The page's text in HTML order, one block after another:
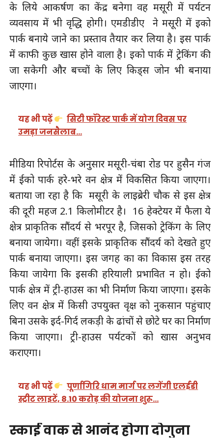
के लिये आकर्षण का केंद्र बनेगा वह मसूरी में पर्यटन
व्यवसाय में भी वृद्धि होगी। एमडीडीए ने मसूरी में इको
पार्क बनाये जाने का प्रस्ताव तैयार कर लिया है। इस पार्क
में काफी कुछ खास होने वाला है। इको पार्क में ट्रेकिंग की
जा सकेगी और बच्चों के लिए किड्स जोन भी बनाया
जाएगा।
यह भी पढ़ें
सिटी फॉरेस्ट पार्क में योग दिवस पर
उमड़ा जनसैलाब…
मीडिया रिपोर्टस के अनुसार मसूरी-चंबा रोड पर हुसैन गंज
में ईको पार्क हरे-भरे वन क्षेत्र में विकसित किया जाएगा।
बताया जा रहा है कि मसूरी के लाइब्रेरी चौक से इस क्षेत्र
की दूरी महज 2.1 किलोमीटर है। 16 हेक्टेयर में फैला ये
क्षेत्र प्राकृतिक सौंदर्य से भरपूर है, जिसको ट्रेकिंग के लिए
बनाया जायेगा। वहीं इसके प्राकृतिक सौंदर्य को देखते हुए
पार्क बनाया जाएगा। इस जगह का का विकास इस तरह
किया जायेगा कि इसकी हरियाली प्रभावित न हो। ईको
पार्क क्षेत्र में ट्री-हाउस का भी निर्माण किया जाएगा। इसके
लिए वन क्षेत्र में किसी उपयुक्त वृक्ष को नुकसान पहुंचाए
बिना उसके इर्द-गिर्द लकड़ी के ढांचों से छोटे घर का निर्माण
किया जाएगा। ट्री-हाउस पर्यटकों को खास अनुभव
कराएगा।
यह भी पढ़ें
पूर्णागिरि धाम मार्ग पर लगेंगी एलईडी
स्ट्रीट लाइटें, 8.10 करोड़ की योजना शुरू…
स्काई वाक से आनंद होगा दोगुना